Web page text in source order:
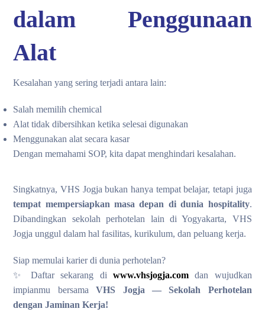
dalam Penggunaan
Alat
Kesalahan yang sering terjadi antara lain:
Salah memilih chemical
Alat tidak dibersihkan ketika selesai digunakan
Menggunakan alat secara kasar
Dengan memahami SOP, kita dapat menghindari kesalahan.
Singkatnya, VHS Jogja bukan hanya tempat belajar, tetapi juga
tempat mempersiapkan masa depan di dunia hospitality.
Dibandingkan sekolah perhotelan lain di Yogyakarta, VHS
Jogja unggul dalam hal fasilitas, kurikulum, dan peluang kerja.
Siap memulai karier di dunia perhotelan?
✨ Daftar sekarang di www.vhsjogja.comdan wujudkan
impianmu bersamaVHS Jogja — Sekolah Perhotelan
dengan Jaminan Kerja!